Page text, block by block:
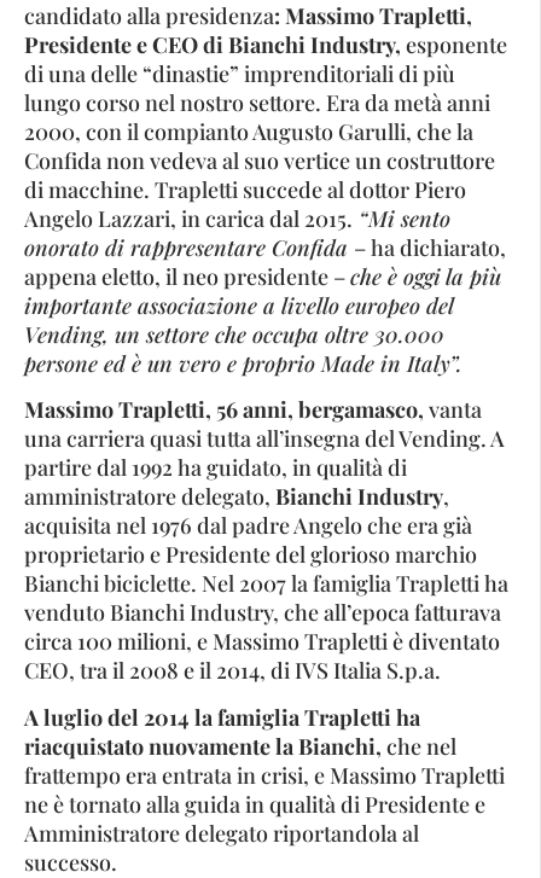
candidato alla presidenza: Massimo Trapletti,
Presidente e CEO di Bianchi Industry, esponente
di una delle “dinastie” imprenditoriali di più
lungo corso nel nostro settore. Era da metà anni
2000, con il compianto Augusto Garulli, che la
Confida non vedeva al suo vertice un costruttore
di macchine. Trapletti succede al dottor Piero
Angelo Lazzari, in carica dal 2015. “Mi sento
onorato di rappresentare Confida – ha dichiarato,
appena eletto, il neo presidente –che è oggila più
importante associazione a livello europeo del
Vending, un settore che occupa oltre 30.000
persone ed è un vero e proprio Made in Italy”.
Massimo Trapletti, 56 anni, bergamasco, vanta
una carriera quasi tutta all’insegna del Vending. A
partire dal 1992 ha guidato, in qualità di
amministratore delegato, Bianchi Industry,
acquisita nel 1976 dal padre Angelo che era già
proprietario e Presidente del glorioso marchio
Bianchi biciclette. Nel 2007 la famiglia Trapletti ha
venduto Bianchi Industry, che all’epoca fatturava
circa 100 milioni, e Massimo Trapletti è diventato
CEO, tra il 2008 e il 2014, di IVS Italia S.p.a.
A luglio del 2014 la famiglia Trapletti ha
riacquistato nuovamente la Bianchi, che nel
frattempo era entrata in crisi, e Massimo Trapletti
ne è tornato alla guida in qualità di Presidente e
Amministratore delegato riportandola al
successo.